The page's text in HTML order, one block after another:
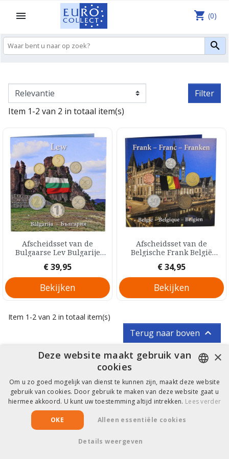


shopping_cart (0)
Filter
Item 1-2 van 2 in totaal item(s)
Afscheidsset van de
Bulgaarse Lev Bulgarije
Prijs
€ 39,95
Bekijken
Afscheidsset van de
Belgische Frank België
Prijs
€ 34,95
Bekijken
Item 1-2 van 2 in totaal item(s)
Terug naar boven 
Hulp & Informatie
Copyright © 2026 EuroCollect
DUTCH
FRENCH
×
Deze website maakt gebruik van
cookies
Om u zo goed mogelijk van dienst te kunnen zijn, maakt deze website
gebruik van cookies. Door gebruik te maken van deze website gaat u
hiermee akkoord. U kunt uw toestemming altijd intrekken. Lees verder
OKE Alleen essentiële cookies
Details weergeven